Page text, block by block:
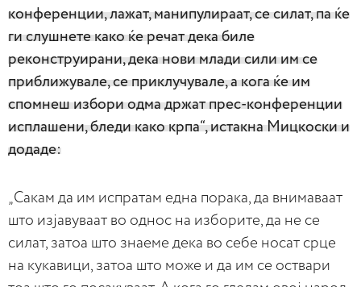
конференции, лажат, манипулираат, се силат, па ќе
ги слушнете како ќе речат дека биле
реконструирани, дека нови млади сили им се
приближувале, се приклучувале, а кога ќе им
спомнеш избори одма држат прес-конференции
исплашени, бледи како крпа“, истакна Мицкоски и
додаде:
„Сакам да им испратам една порака, да внимаваат
што изјавуваат во однос на изборите, да не се
силат, затоа што знаеме дека во себе носат срце
на кукавици, затоа што може и да им се оствари